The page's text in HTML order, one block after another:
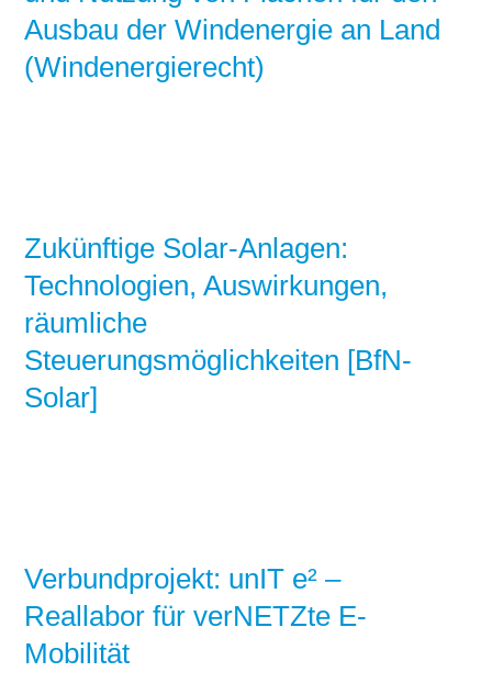
Ausbau der Windenergie an Land
(Windenergierecht)
Zukünftige Solar-Anlagen:
Technologien, Auswirkungen,
räumliche
Steuerungsmöglichkeiten [BfN-
Solar]
Verbundprojekt: unIT e² –
Reallabor für verNETZte E-
Mobilität